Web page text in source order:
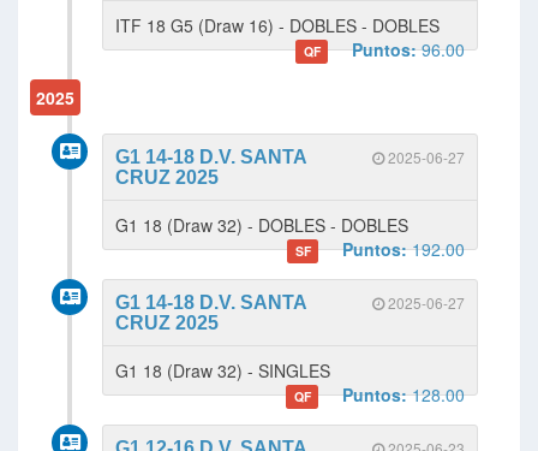
ITF 18 G5 (Draw 16) - DOBLES - DOBLES
QF Puntos:96.00
2025
2025-06-27
G1 14-18 D.V. SANTA
CRUZ 2025
G1 18 (Draw 32) - DOBLES - DOBLES
SF Puntos:192.00
2025-06-27
G1 14-18 D.V. SANTA
CRUZ 2025
G1 18 (Draw 32) - SINGLES
QF Puntos:128.00